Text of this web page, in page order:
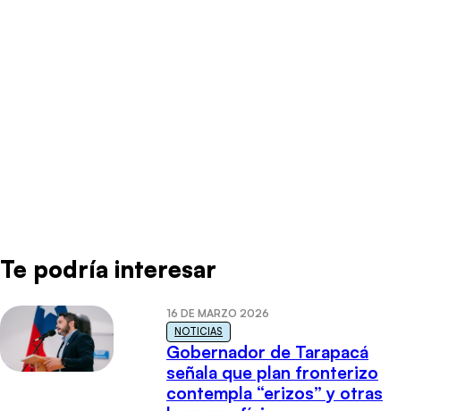
Te podría interesar
16 DE MARZO 2026
NOTICIAS
Gobernador de Tarapacá
señala que plan fronterizo
contempla “erizos” y otras